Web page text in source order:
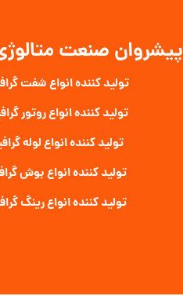
پیشروان صنعت متالوژی
تولید کننده انواع شفت
تولید کننده انواع روتور
تولید کننده انواع لوله
تولید کننده انواع بوش
تولید کننده انواع رینگ